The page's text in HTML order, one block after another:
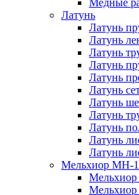
Медные
Латунь
Латунь
Латунь
Латунь
Латунь
Латунь
Латунь
Латунь
Латунь
Латунь
Латунь
Латунь
Мельхиор МН-